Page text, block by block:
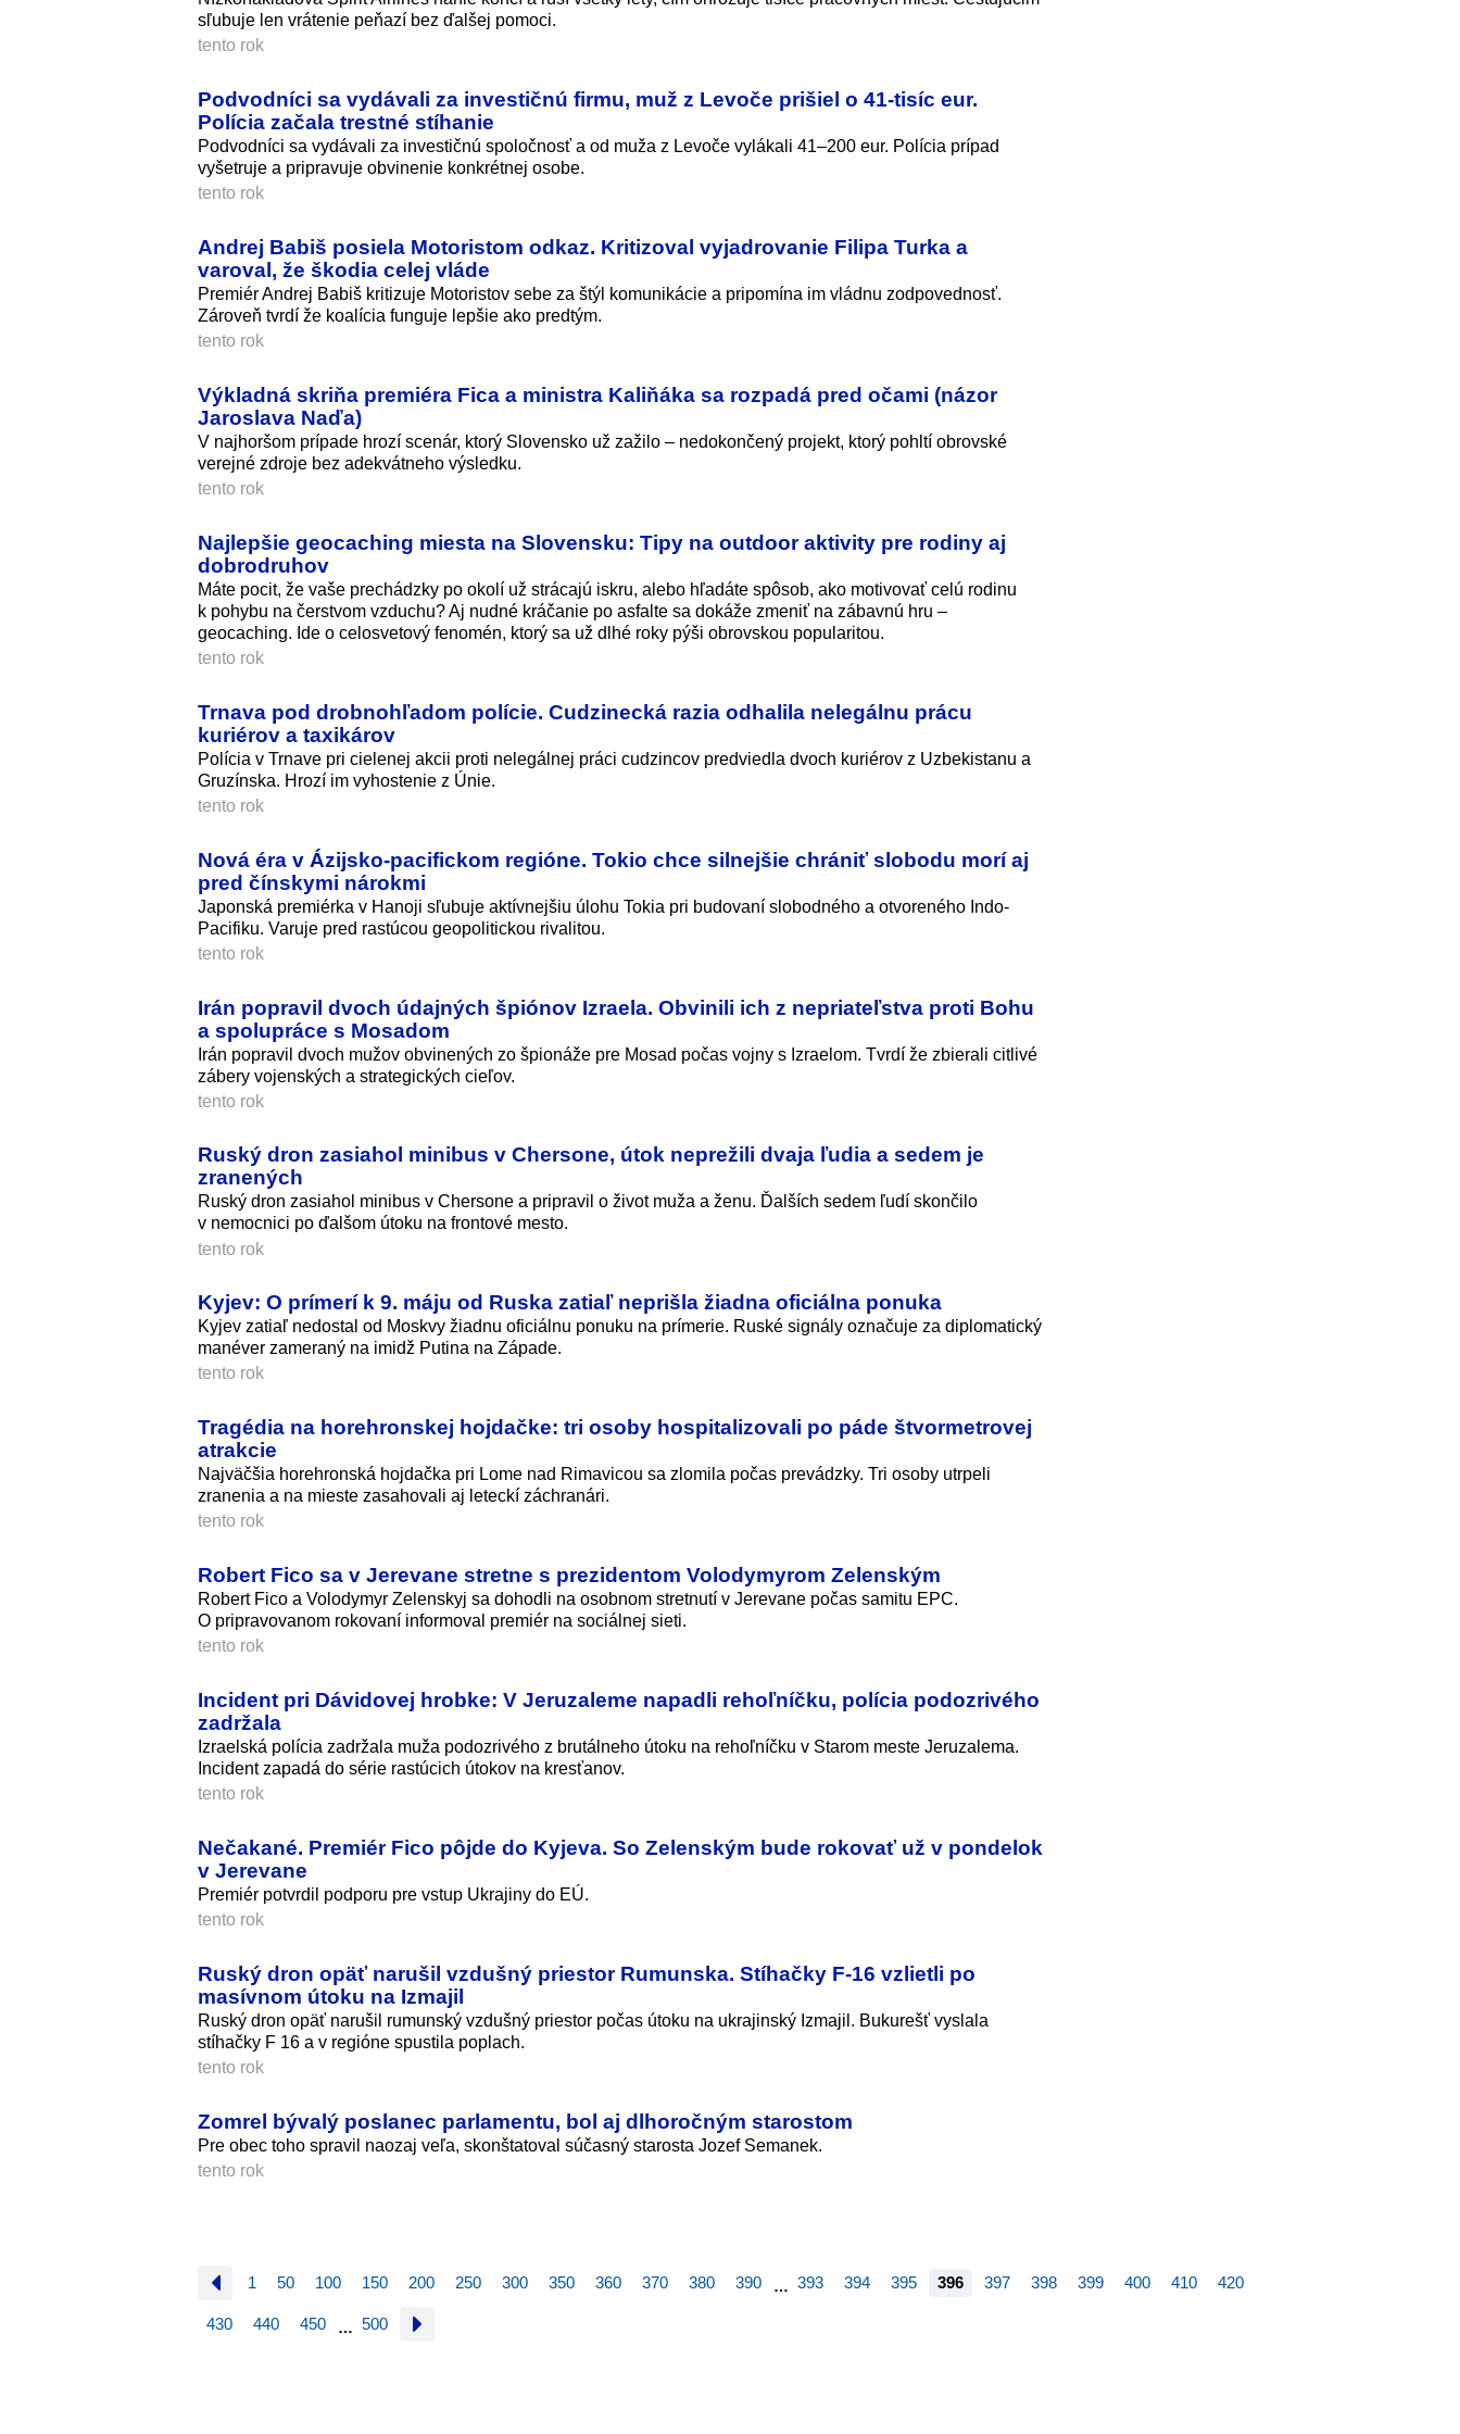
sľubuje len vrátenie peňazí bez ďalšej pomoci.
tento rok
Podvodníci sa vydávali za investičnú firmu, muž z Levoče prišiel o 41-tisíc eur.
Polícia začala trestné stíhanie
Podvodníci sa vydávali za investičnú spoločnosť a od muža z Levoče vylákali 41–200 eur. Polícia prípad
vyšetruje a pripravuje obvinenie konkrétnej osobe.
tento rok
Andrej Babiš posiela Motoristom odkaz. Kritizoval vyjadrovanie Filipa Turka a
varoval, že škodia celej vláde
Premiér Andrej Babiš kritizuje Motoristov sebe za štýl komunikácie a pripomína im vládnu zodpovednosť.
Zároveň tvrdí že koalícia funguje lepšie ako predtým.
tento rok
Výkladná skriňa premiéra Fica a ministra Kaliňáka sa rozpadá pred očami (názor
Jaroslava Naďa)
V najhoršom prípade hrozí scenár, ktorý Slovensko už zažilo – nedokončený projekt, ktorý pohltí obrovské
verejné zdroje bez adekvátneho výsledku.
tento rok
Najlepšie geocaching miesta na Slovensku: Tipy na outdoor aktivity pre rodiny aj
dobrodruhov
Máte pocit, že vaše prechádzky po okolí už strácajú iskru, alebo hľadáte spôsob, ako motivovať celú rodinu
k pohybu na čerstvom vzduchu? Aj nudné kráčanie po asfalte sa dokáže zmeniť na zábavnú hru –
geocaching. Ide o celosvetový fenomén, ktorý sa už dlhé roky pýši obrovskou popularitou.
tento rok
Trnava pod drobnohľadom polície. Cudzinecká razia odhalila nelegálnu prácu
kuriérov a taxikárov
Polícia v Trnave pri cielenej akcii proti nelegálnej práci cudzincov predviedla dvoch kuriérov z Uzbekistanu a
Gruzínska. Hrozí im vyhostenie z Únie.
tento rok
Nová éra v Ázijsko-pacifickom regióne. Tokio chce silnejšie chrániť slobodu morí aj
pred čínskymi nárokmi
Japonská premiérka v Hanoji sľubuje aktívnejšiu úlohu Tokia pri budovaní slobodného a otvoreného Indo-
Pacifiku. Varuje pred rastúcou geopolitickou rivalitou.
tento rok
Irán popravil dvoch údajných špiónov Izraela. Obvinili ich z nepriateľstva proti Bohu
a spolupráce s Mosadom
Irán popravil dvoch mužov obvinených zo špionáže pre Mosad počas vojny s Izraelom. Tvrdí že zbierali citlivé
zábery vojenských a strategických cieľov.
tento rok
Ruský dron zasiahol minibus v Chersone, útok neprežili dvaja ľudia a sedem je
zranených
Ruský dron zasiahol minibus v Chersone a pripravil o život muža a ženu. Ďalších sedem ľudí skončilo
v nemocnici po ďalšom útoku na frontové mesto.
tento rok
Kyjev: O prímerí k 9. máju od Ruska zatiaľ neprišla žiadna oficiálna ponuka
Kyjev zatiaľ nedostal od Moskvy žiadnu oficiálnu ponuku na prímerie. Ruské signály označuje za diplomatický
manéver zameraný na imidž Putina na Západe.
tento rok
Tragédia na horehronskej hojdačke: tri osoby hospitalizovali po páde štvormetrovej
atrakcie
Najväčšia horehronská hojdačka pri Lome nad Rimavicou sa zlomila počas prevádzky. Tri osoby utrpeli
zranenia a na mieste zasahovali aj leteckí záchranári.
tento rok
Robert Fico sa v Jerevane stretne s prezidentom Volodymyrom Zelenským
Robert Fico a Volodymyr Zelenskyj sa dohodli na osobnom stretnutí v Jerevane počas samitu EPC.
O pripravovanom rokovaní informoval premiér na sociálnej sieti.
tento rok
Incident pri Dávidovej hrobke: V Jeruzaleme napadli rehoľníčku, polícia podozrivého
zadržala
Izraelská polícia zadržala muža podozrivého z brutálneho útoku na rehoľníčku v Starom meste Jeruzalema.
Incident zapadá do série rastúcich útokov na kresťanov.
tento rok
Nečakané. Premiér Fico pôjde do Kyjeva. So Zelenským bude rokovať už v pondelok
v Jerevane
Premiér potvrdil podporu pre vstup Ukrajiny do EÚ.
tento rok
Ruský dron opäť narušil vzdušný priestor Rumunska. Stíhačky F-16 vzlietli po
masívnom útoku na Izmajil
Ruský dron opäť narušil rumunský vzdušný priestor počas útoku na ukrajinský Izmajil. Bukurešť vyslala
stíhačky F 16 a v regióne spustila poplach.
tento rok
Zomrel bývalý poslanec parlamentu, bol aj dlhoročným starostom
Pre obec toho spravil naozaj veľa, skonštatoval súčasný starosta Jozef Semanek.
tento rok
1 50 100 150 200 250 300 350 360 370 380 390 … 393 394 395 396 397 398 399 400 410 420
430 440 450 … 500